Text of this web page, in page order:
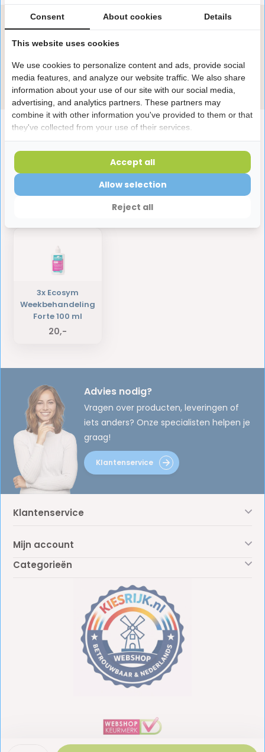
Productomschrijving
Onze specialisten helpen je graag! Spreek ons aan
Stuur e-mail
Laatst bekeken producten
3x Ecosym
Weekbehandeling
Forte 100 ml
20,-
Advies nodig?
Vragen over producten, leveringen of
iets anders? Onze specialisten helpen je
graag!
Klantenservice
Klantenservice
Mijn account
Categorieën
Consent About cookies Details
This website uses cookies
We use cookies to personalize content and ads, provide social
media features, and analyze our website traffic. We also share
information about your use of our site with our social media,
advertising, and analytics partners. These partners may
combine it with other information you've provided to them or that
they've collected from your use of their services.
Reject all
Allow selection
Accept all